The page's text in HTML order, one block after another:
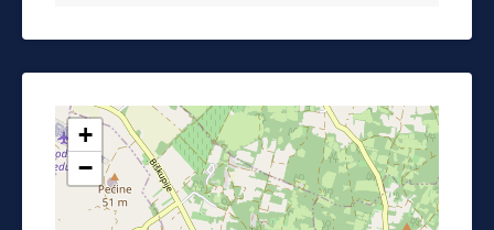
+
−